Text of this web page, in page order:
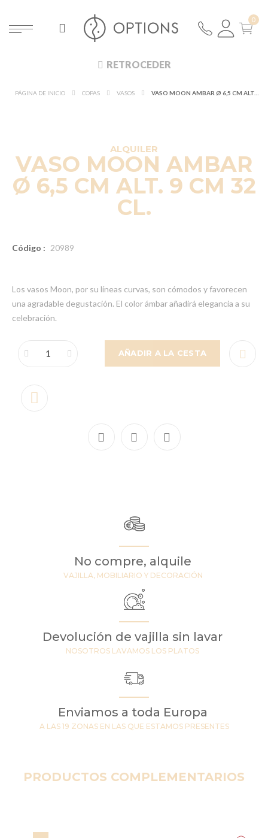
RETROCEDER
PÁGINA DE INICIO COPAS VASOS
ALQUILER
VASO MOON AMBAR
Ø 6,5 CM ALT. 9 CM 32
CL.
Código : 20989
Los vasos Moon, por su líneas curvas, son cómodos y favorecen
una agradable degustación. El color ámbar añadirá elegancia a su
celebración.
AÑADIR A LA CESTA
No compre, alquile
VAJILLA, MOBILIARIO Y DECORACIÓN
Devolución de vajilla sin lavar
NOSOTROS LAVAMOS LOS PLATOS
Enviamos a toda Europa
A LAS 19 ZONAS EN LAS QUE ESTAMOS PRESENTES
PRODUCTOS COMPLEMENTARIOS